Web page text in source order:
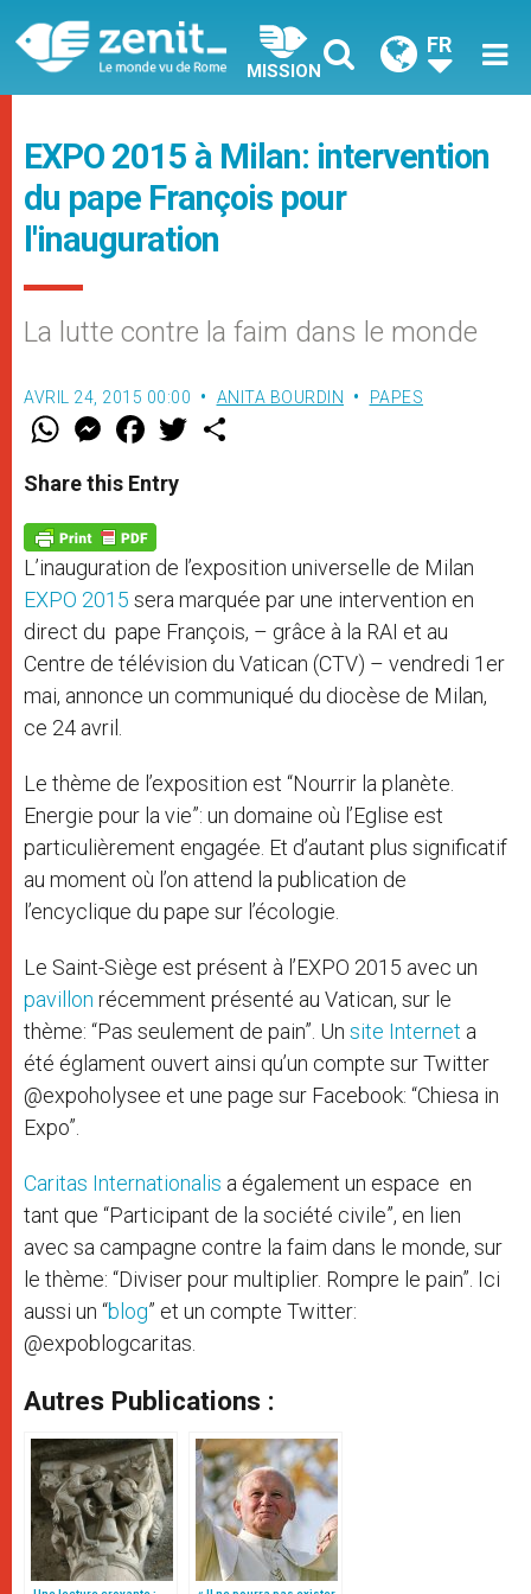
MISSION
FR
EXPO 2015 à Milan: intervention
du pape François pour
l'inauguration
La lutte contre la faim dans le monde
AVRIL 24, 2015 00:00 ANITA BOURDIN PAPES
W
t
s
p
p
M
e
s
e
g
e
r
F
a
e
b
o
k
w
Share this Entry
L’inauguration de l’exposition universelle de Milan
EXPO 2015 sera marquée par une intervention en
direct du pape François, – grâce à la RAI et au
Centre de télévision du Vatican (CTV) – vendredi 1er
mai, annonce un communiqué du diocèse de Milan,
ce 24 avril.
Le thème de l’exposition est “Nourrir la planète.
Energie pour la vie”: un domaine où l’Eglise est
particulièrement engagée. Et d’autant plus significatif
au moment où l’on attend la publication de
l’encyclique du pape sur l’écologie.
Le Saint-Siège est présent à l’EXPO 2015 avec un
pavillon récemment présenté au Vatican, sur le
thème: “Pas seulement de pain”. Un site Internet a
été églament ouvert ainsi qu’un compte sur Twitter
@expoholysee et une page sur Facebook: “Chiesa in
Expo”.
Caritas Internationalis a également un espace en
tant que “Participant de la société civile”, en lien
avec sa campagne contre la faim dans le monde, sur
le thème: “Diviser pour multiplier. Rompre le pain”. Ici
aussi un “blog” et un compte Twitter:
@expoblogcaritas.
Autres Publications :